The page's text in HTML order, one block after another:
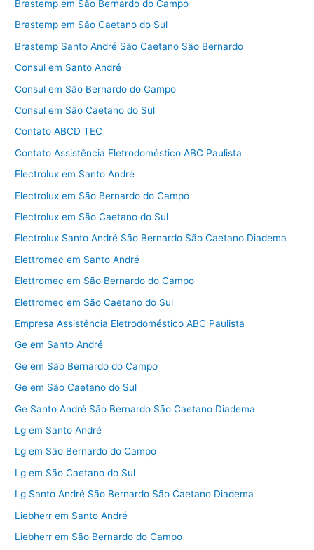
Brastemp em São Bernardo do Campo
Brastemp em São Caetano do Sul
Brastemp Santo André São Caetano São Bernardo
Consul em Santo André
Consul em São Bernardo do Campo
Consul em São Caetano do Sul
Contato ABCD TEC
Contato Assistência Eletrodoméstico ABC Paulista
Electrolux em Santo André
Electrolux em São Bernardo do Campo
Electrolux em São Caetano do Sul
Electrolux Santo André São Bernardo São Caetano Diadema
Elettromec em Santo André
Elettromec em São Bernardo do Campo
Elettromec em São Caetano do Sul
Empresa Assistência Eletrodoméstico ABC Paulista
Ge em Santo André
Ge em São Bernardo do Campo
Ge em São Caetano do Sul
Ge Santo André São Bernardo São Caetano Diadema
Lg em Santo André
Lg em São Bernardo do Campo
Lg em São Caetano do Sul
Lg Santo André São Bernardo São Caetano Diadema
Liebherr em Santo André
Liebherr em São Bernardo do Campo